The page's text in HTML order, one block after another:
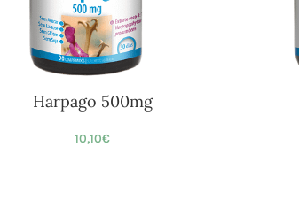
Harpago 500mg
10,10€